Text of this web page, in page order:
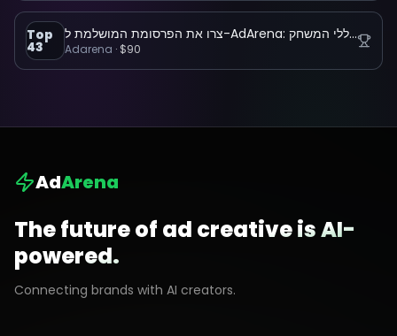
Top
43
צרו את הפרסומת המושלמת ל-AdArena: הפלטפורמה שמשנה את כללי המשחק
Adarena · $90
AdArena
The future of ad creative is AI-
powered.
Connecting brands with AI creators.